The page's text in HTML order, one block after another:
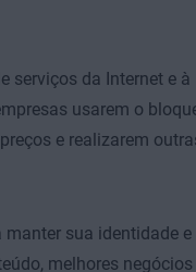
serviços da Internet e à
usarem o
e realizarem
manter sua identidade e
melhores negócios